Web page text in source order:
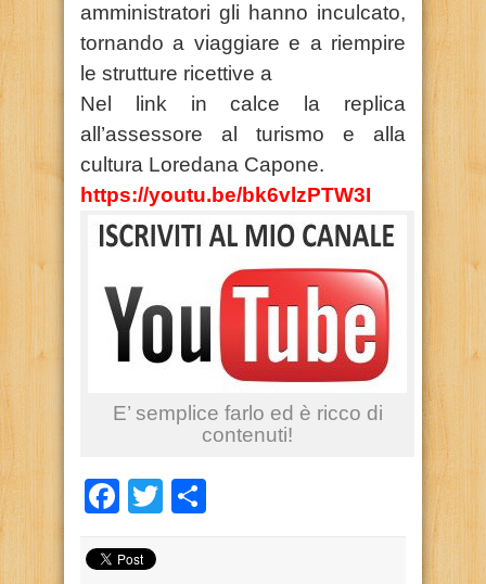
amministratori gli hanno inculcato,
tornando a viaggiare e a riempire
le strutture ricettive a
Nel link in calce la replica
all’assessore al turismo e alla
cultura Loredana Capone.
https://youtu.be/bk6vlzPTW3I
E’ semplice farlo ed è ricco di
contenuti!
Facebook
Twitter